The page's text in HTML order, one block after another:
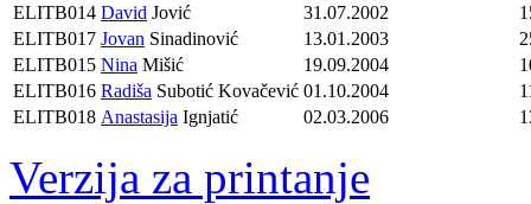
ELITB014 David Jović 31.07.2002
ELITB017 Jovan Sinadinović 13.01.2003
ELITB015 Nina Mišić 19.09.2004
ELITB016 Radiša Subotić Kovačević 01.10.2004
ELITB018 Anastasija Ignjatić 02.03.2006
Verzija za printanje